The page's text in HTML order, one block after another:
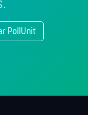
PollUnit